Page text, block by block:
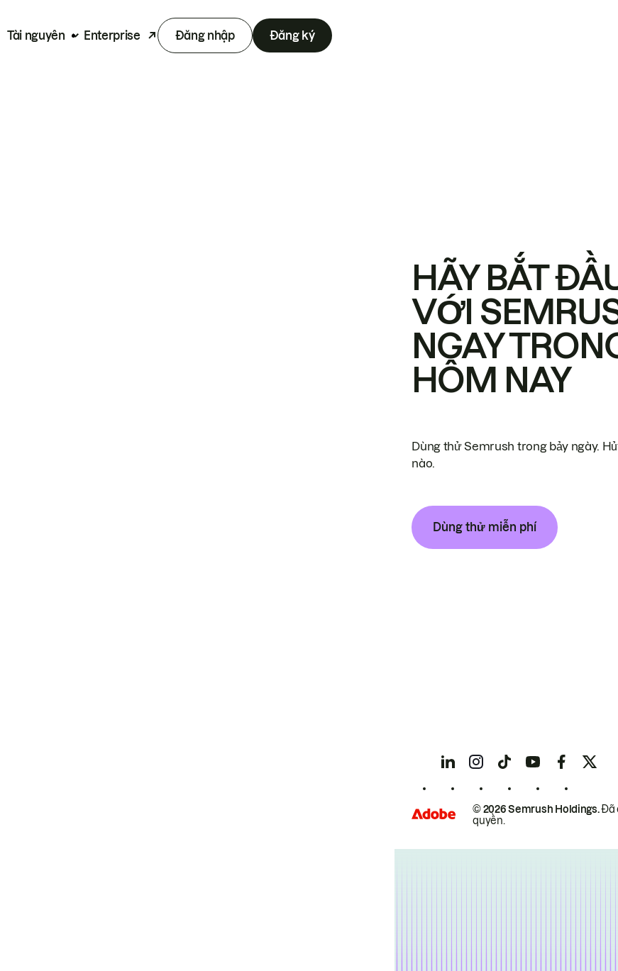
Tài nguyên Enterprise Đăng nhập Đăng ký
HÃY BẮT
VỚI
NGAY
HÔM NAY
Dùng thử Semrush trong bảy ngày.
nào.
Dùng thử miễn phí
© 2026 Semrush Holdings.Đã
quyền.